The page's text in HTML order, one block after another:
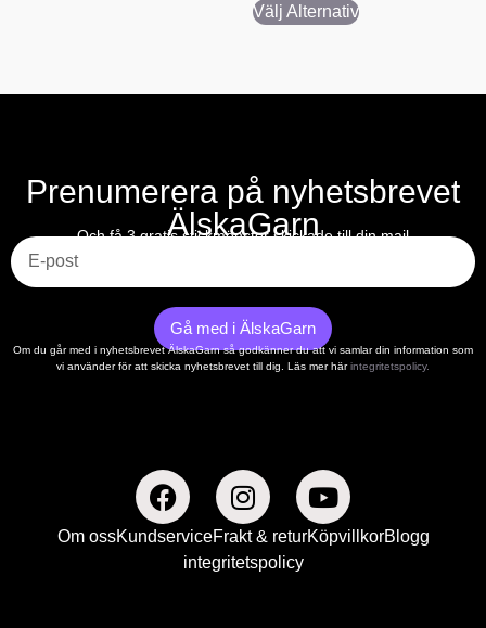
Välj Alternativ
Prenumerera på nyhetsbrevet
ÄlskaGarn
Och få 3 gratis stickmönster skickade till din mail
Gå med i ÄlskaGarn
Om du går med i nyhetsbrevet ÄlskaGarn så godkänner du att vi samlar din information som
vi använder för att skicka nyhetsbrevet till dig. Läs mer härintegritetspolicy.
Om ossKundserviceFrakt & returKöpvillkorBlogg
integritetspolicy